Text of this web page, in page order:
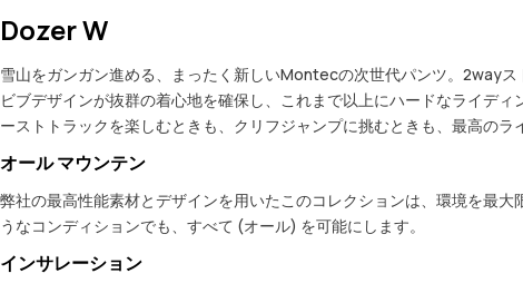
Dozer W
雪山をガンガン進める、まったく新しいMontecの次世代パンツ。2way
ビブデザインが抜群の着心地を確保し、これまで以上にハードなライデ
ーストトラックを楽しむときも、クリフジャンプに挑むときも、最高の
オール マウンテン
弊社の最高性能素材とデザインを用いたこのコレクションは、環境を最
うなコンディションでも、すべて (オール) を可能にします。
インサレーション